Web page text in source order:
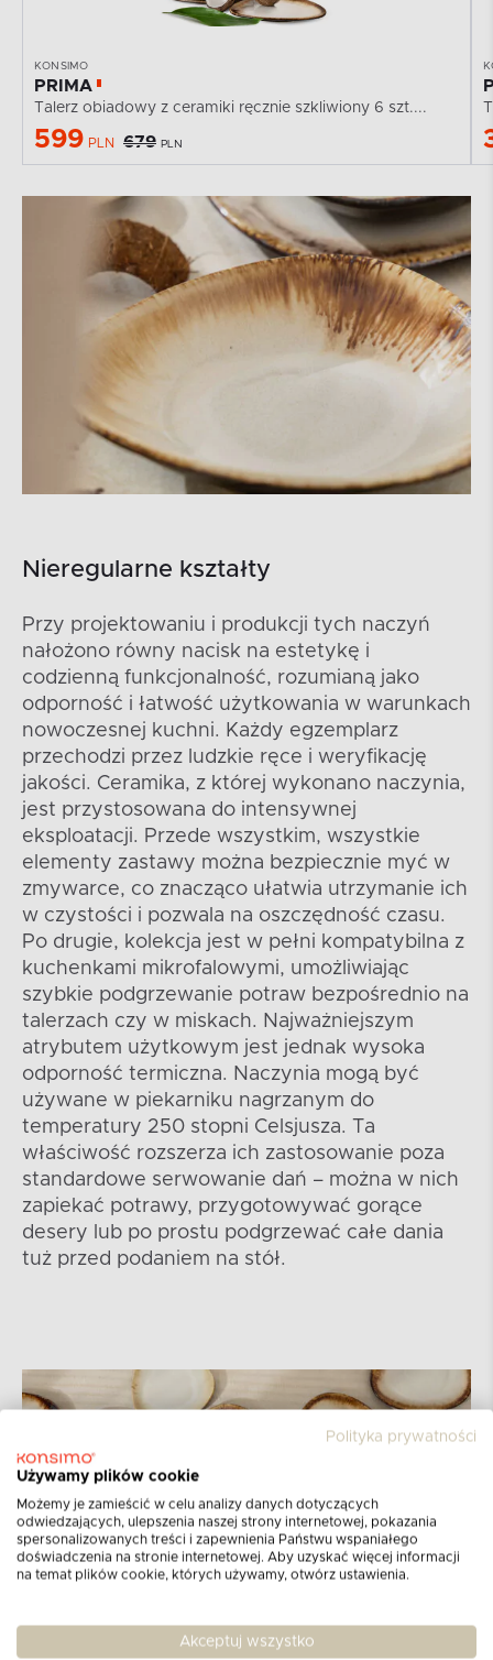
KONSIMO
PRIMA
Talerz obiadowy z ceramiki ręcznie szkliwiony 6 szt....
599 PLN 679 PLN
Nieregularne kształty
Przy projektowaniu i produkcji tych naczyń
nałożono równy nacisk na estetykę i
codzienną funkcjonalność, rozumianą jako
odporność i łatwość użytkowania w warunkach
nowoczesnej kuchni. Każdy egzemplarz
przechodzi przez ludzkie ręce i weryfikację
jakości. Ceramika, z której wykonano naczynia,
jest przystosowana do intensywnej
eksploatacji. Przede wszystkim, wszystkie
elementy zastawy można bezpiecznie myć w
zmywarce, co znacząco ułatwia utrzymanie ich
w czystości i pozwala na oszczędność czasu.
Po drugie, kolekcja jest w pełni kompatybilna z
kuchenkami mikrofalowymi, umożliwiając
szybkie podgrzewanie potraw bezpośrednio na
talerzach czy w miskach. Najważniejszym
atrybutem użytkowym jest jednak wysoka
odporność termiczna. Naczynia mogą być
używane w piekarniku nagrzanym do
temperatury 250 stopni Celsjusza. Ta
właściwość rozszerza ich zastosowanie poza
standardowe serwowanie dań – można w nich
zapiekać potrawy, przygotowywać gorące
desery lub po prostu podgrzewać całe dania
tuż przed podaniem na stół.
Polityka prywatności
Używamy plików cookie
Możemy je zamieścić w celu analizy danych dotyczących
odwiedzających, ulepszenia naszej strony internetowej, pokazania
spersonalizowanych treści i zapewnienia Państwu wspaniałego
doświadczenia na stronie internetowej. Aby uzyskać więcej informacji
na temat plików cookie, których używamy, otwórz ustawienia.
Akceptuj wszystko